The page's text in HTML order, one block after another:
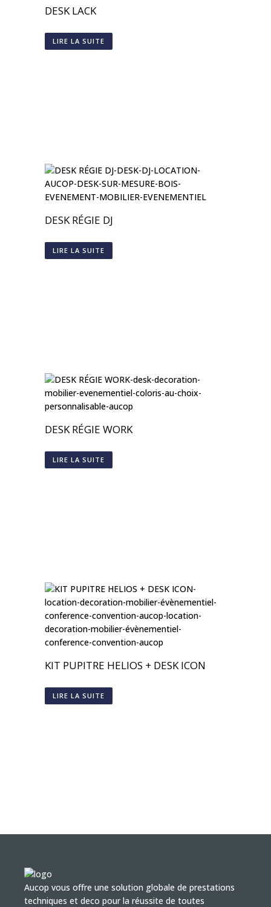
DESK LACK
LIRE LA SUITE
DESK RÉGIE DJ
LIRE LA SUITE
DESK RÉGIE WORK
LIRE LA SUITE
KIT PUPITRE HELIOS + DESK ICON
LIRE LA SUITE
Aucop vous offre une solution globale de prestations
techniques et deco pour la réussite de toutes